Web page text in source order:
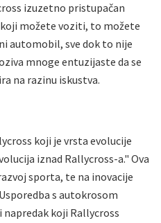
izuzetno pristupačan
možete voziti, to možete
automobil, sve dok to nije
mnoge entuzijaste da se
na razinu iskustva.
koji je vrsta evolucije
iznad Rallycross-a." Ova
sporta, te na inovacije
s autokrosom
koji Rallycross